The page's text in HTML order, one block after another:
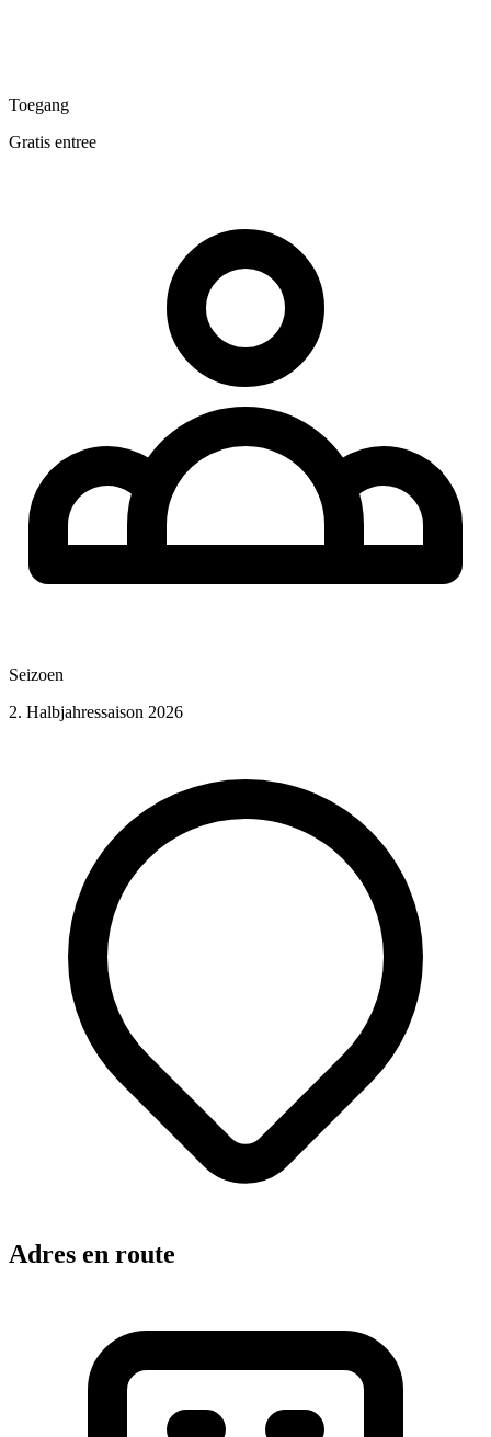
Toegang
Gratis entree
Seizoen
2. Halbjahressaison 2026
Adres en route